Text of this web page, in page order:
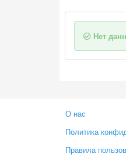
Нет
О нас
Политика
Правила